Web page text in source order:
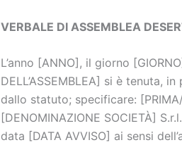
VERBALE DI ASSEMBLEA
L’anno [ANNO], il giorno
DELL’ASSEMBLEA] si è tenuta,
dallo statuto; specificare:
[DENOMINAZIONE SOCIETÀ]
data [DATA AVVISO] ai sensi